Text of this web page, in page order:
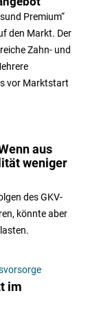
Premium“
den Markt. Der
Zahn- und
vor Marktstart
aus
weniger
des GKV-
könnte aber
im